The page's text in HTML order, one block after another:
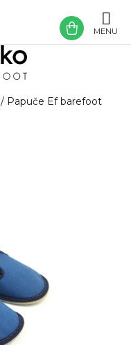
/ Papuče Ef barefoot